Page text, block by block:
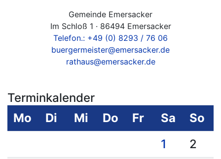
Gemeinde Emersacker
Im Schloß 1 · 86494 Emersacker
Telefon.: +49 (0) 8293 / 76 06
buergermeister@emersacker.de
rathaus@emersacker.de
Terminkalender
Mo
Di Mi Do Fr Sa
So
1
2